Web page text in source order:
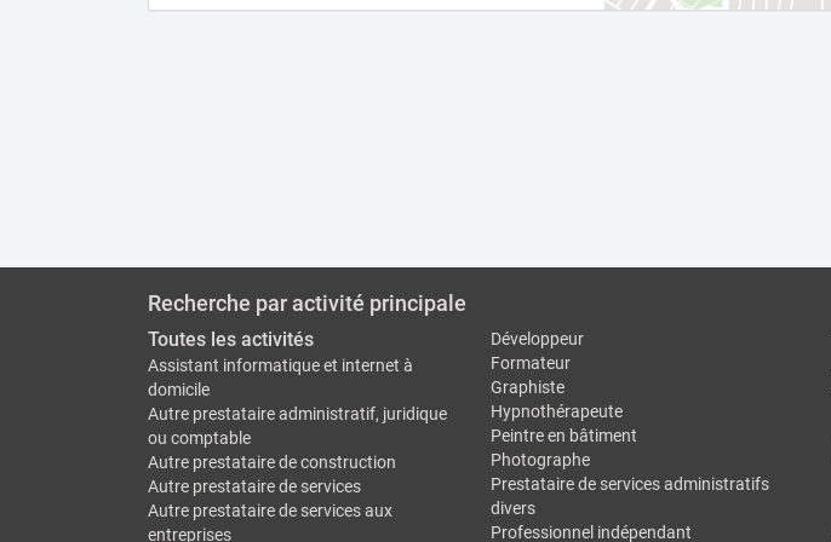
Recherche par activité principale
Toutes les activités
Assistant informatique et internet à
domicile
Autre prestataire administratif, juridique
ou comptable
Autre prestataire de construction
Autre prestataire de services
Autre prestataire de services aux
entreprises
Développeur
Formateur
Graphiste
Hypnothérapeute
Peintre en bâtiment
Photographe
Prestataire de services administratifs
divers
Professionnel indépendant